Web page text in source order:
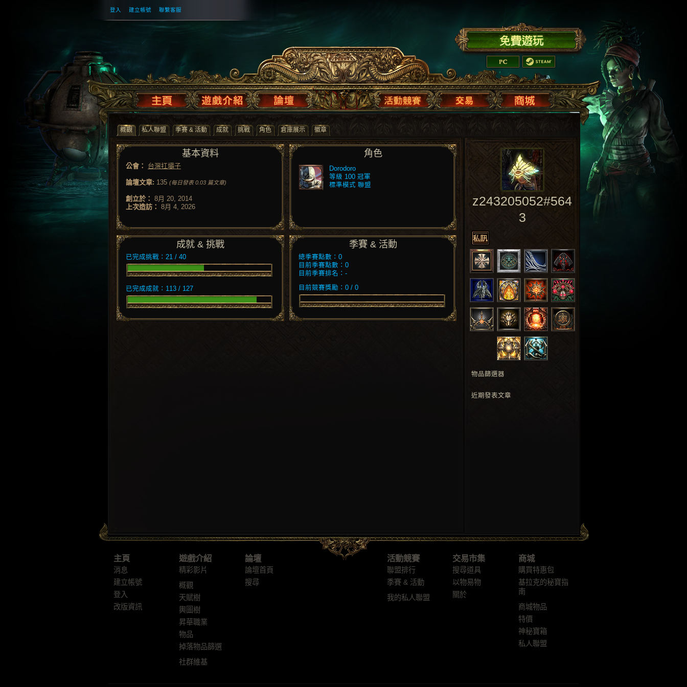
登入 建立帳號 聯繫客服
概觀 私人聯盟 季賽 & 活動 成就 挑戰 角色 倉庫展示 徽章
基本資料
公會： 台灣扛壩子
論壇文章: 135 (每日發表 0.03 篇文章)
創立於： 8月 20, 2014
上次造訪： 8月 4, 2026
角色
Dorodoro
等級 100 冠軍
標準模式 聯盟
成就 & 挑戰
已完成挑戰：21 / 40
已完成成就：113 / 127
季賽 & 活動
總季賽點數：0
目前季賽點數：0
目前季賽排名：-
目前競賽獎勵：0 / 0
z243205052#564
3
物品篩選器
近期發表文章
主頁
消息
建立帳號
登入
改版資訊
遊戲介紹
精彩影片
概觀
天賦樹
輿圖樹
昇華職業
物品
掉落物品篩選
社群維基
論壇
論壇首頁
搜尋
活動競賽
聯盟排行
季賽 & 活動
我的私人聯盟
交易市集
搜尋道具
以物易物
關於
商城
購買特惠包
基拉克的秘寶指
南
商城物品
特價
神秘寶箱
私人聯盟